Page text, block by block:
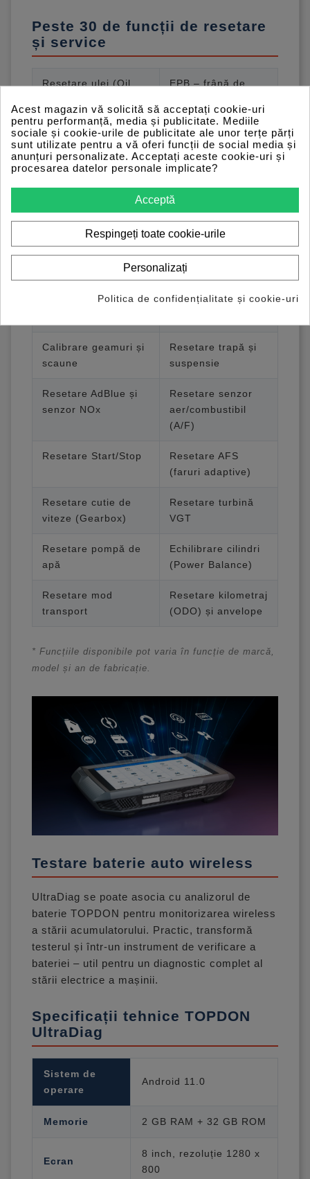
Peste 30 de funcții de resetare
și service
Resetare ulei (Oil
EPB – frână de
Resetare clapetă
accelerație
Resetare direcție
(SAS)
Aerisire / resetare
BMS –
management
DPF / GPF –
regenerare filtru de
Resetare airbag
Codare injectoare
TPMS – presiune
Calibrare geamuri și
scaune
Resetare trapă și
suspensie
Resetare AdBlue și
senzor NOx
Resetare senzor
aer/combustibil
(A/F)
Resetare Start/Stop
Resetare AFS
(faruri adaptive)
Resetare cutie de
viteze (Gearbox)
Resetare turbină
VGT
Resetare pompă de
apă
Echilibrare cilindri
(Power Balance)
Resetare mod
transport
Resetare kilometraj
(ODO) și anvelope
* Funcțiile disponibile pot varia în funcție de marcă,
model și an de fabricație.
Testare baterie auto wireless
UltraDiag se poate asocia cu analizorul de
baterie TOPDON pentru monitorizarea wireless
a stării acumulatorului. Practic, transformă
testerul și într-un instrument de verificare a
bateriei – util pentru un diagnostic complet al
stării electrice a mașinii.
Specificații tehnice TOPDON
UltraDiag
Sistem de
operare
Android 11.0
Memorie 2 GB RAM + 32 GB ROM
Ecran
8 inch, rezoluție 1280 x
800
Acest magazin vă solicită să acceptați cookie-uri
pentru performanță, media și publicitate. Mediile
sociale și cookie-urile de publicitate ale unor terțe părți
sunt utilizate pentru a vă oferi funcții de social media și
anunțuri personalizate. Acceptați aceste cookie-uri și
procesarea datelor personale implicate?
Acceptă
Respingeți toate cookie-urile
Personalizați
Politica de confidențialitate și cookie-uri